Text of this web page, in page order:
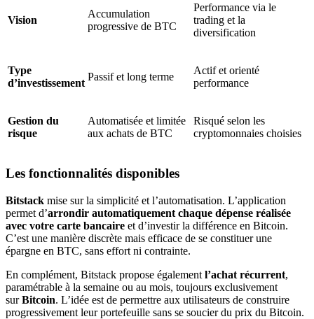
Vision
Accumulation
progressive de BTC
Performance via le
trading et la
diversification
Type
d’investissement
Passif et long terme
Actif et orienté
performance
Gestion du
risque
Automatisée et limitée
aux achats de BTC
Risqué selon les
cryptomonnaies choisies
Les fonctionnalités disponibles
Bitstack mise sur la simplicité et l’automatisation. L’application
permet d’arrondir automatiquement chaque dépense réalisée
avec votre carte bancaire et d’investir la différence en Bitcoin.
C’est une manière discrète mais efficace de se constituer une
épargne en BTC, sans effort ni contrainte.
En complément, Bitstack propose également l’achat récurrent,
paramétrable à la semaine ou au mois, toujours exclusivement
surBitcoin. L’idée est de permettre aux utilisateurs de construire
progressivement leur portefeuille sans se soucier du prix du Bitcoin.